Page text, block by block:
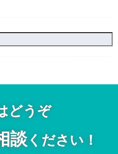
どうぞ
談 ください！